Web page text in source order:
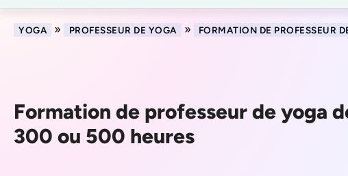
Cours de yoga en ligne 7 jours de bien-être Blog
YOGA » PROFESSEUR DE YOGA » FORMATION DE PROFESSEUR
Formation de professeur de yoga
300 ou 500 heures